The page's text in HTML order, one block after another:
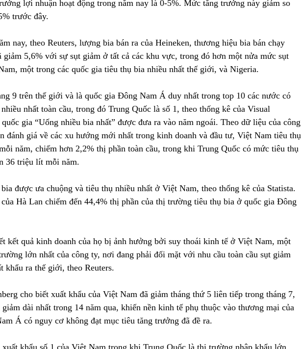
lợi nhuận hoạt động trong năm nay là 0-5%. Mức tăng trưởng này giảm so
trước đây.
nay, theo Reuters, lượng bia bán ra của Heineken, thương hiệu bia bán chạy
giảm 5,6% với sự sụt giảm ở tất cả các khu vực, trong đó hơn một nửa mức sụt
một trong các quốc gia tiêu thụ bia nhiều nhất thế giới, và Nigeria.
9 trên thế giới và là quốc gia Đông Nam Á duy nhất trong top 10 các nước có
nhất toàn cầu, trong đó Trung Quốc là số 1, theo thống kê của Visual
gia “Uống nhiều bia nhất” được đưa ra vào năm ngoái. Theo dữ liệu của công
đánh giá về các xu hướng mới nhất trong kinh doanh và đầu tư, Việt Nam tiêu thụ
năm, chiếm hơn 2,2% thị phần toàn cầu, trong khi Trung Quốc có mức tiêu thụ
36 triệu lít mỗi năm.
được ưa chuộng và tiêu thụ nhiều nhất ở Việt Nam, theo thống kê của Statista.
Hà Lan chiếm đến 44,4% thị phần của thị trường tiêu thụ bia ở quốc gia Đông
kết quả kinh doanh của họ bị ảnh hưởng bởi suy thoái kinh tế ở Việt Nam, một
lớn nhất của công ty, nơi đang phải đối mặt với nhu cầu toàn cầu sụt giảm
khẩu ra thế giới, theo Reuters.
cho biết xuất khẩu của Việt Nam đã giảm tháng thứ 5 liên tiếp trong tháng 7,
giảm dài nhất trong 14 năm qua, khiến nền kinh tế phụ thuộc vào thương mại của
Á có nguy cơ không đạt mục tiêu tăng trưởng đã đề ra.
khẩu số 1 của Việt Nam trong khi Trung Quốc là thị trường nhập khẩu lớn